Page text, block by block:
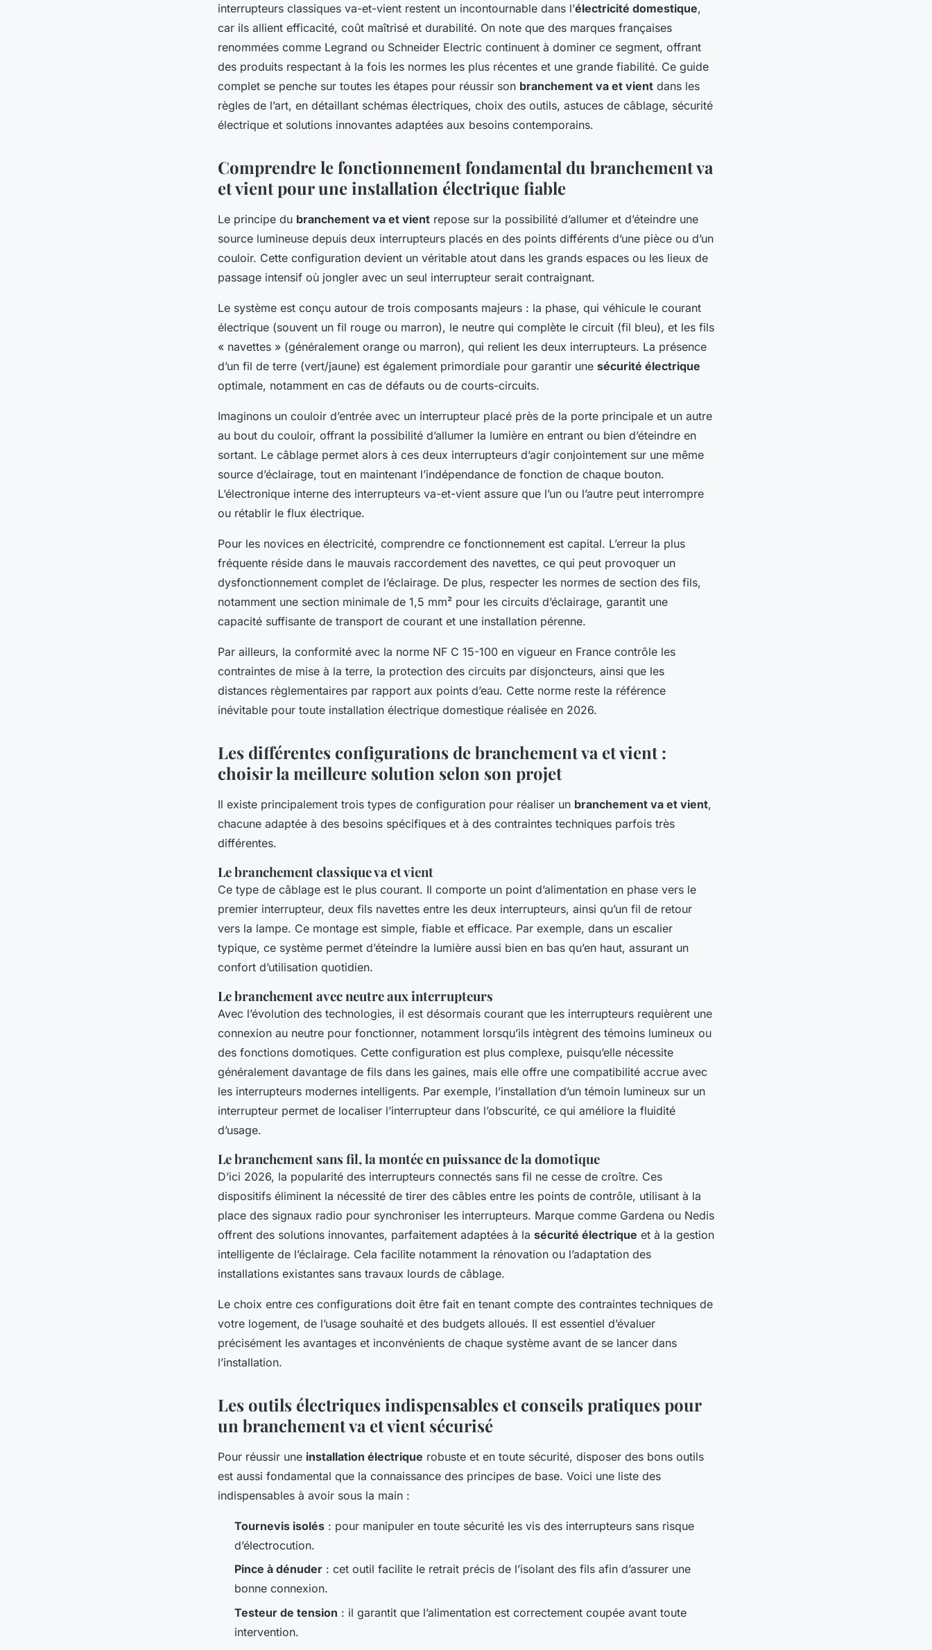
interrupteurs classiques va-et-vient restent un incontournable dans l’électricité domestique,
car ils allient efficacité, coût maîtrisé et durabilité. On note que des marques françaises
renommées comme Legrand ou Schneider Electric continuent à dominer ce segment, offrant
des produits respectant à la fois les normes les plus récentes et une grande fiabilité. Ce guide
complet se penche sur toutes les étapes pour réussir son branchement va et vient dans les
règles de l’art, en détaillant schémas électriques, choix des outils, astuces de câblage, sécurité
électrique et solutions innovantes adaptées aux besoins contemporains.
Comprendre le fonctionnement fondamental du branchement va
et vient pour une installation électrique fiable
Le principe du branchement va et vient repose sur la possibilité d’allumer et d’éteindre une
source lumineuse depuis deux interrupteurs placés en des points différents d’une pièce ou d’un
couloir. Cette configuration devient un véritable atout dans les grands espaces ou les lieux de
passage intensif où jongler avec un seul interrupteur serait contraignant.
Le système est conçu autour de trois composants majeurs : la phase, qui véhicule le courant
électrique (souvent un fil rouge ou marron), le neutre qui complète le circuit (fil bleu), et les fils
« navettes » (généralement orange ou marron), qui relient les deux interrupteurs. La présence
d’un fil de terre (vert/jaune) est également primordiale pour garantir une sécurité électrique
optimale, notamment en cas de défauts ou de courts-circuits.
Imaginons un couloir d’entrée avec un interrupteur placé près de la porte principale et un autre
au bout du couloir, offrant la possibilité d’allumer la lumière en entrant ou bien d’éteindre en
sortant. Le câblage permet alors à ces deux interrupteurs d’agir conjointement sur une même
source d’éclairage, tout en maintenant l’indépendance de fonction de chaque bouton.
L’électronique interne des interrupteurs va-et-vient assure que l’un ou l’autre peut interrompre
ou rétablir le flux électrique.
Pour les novices en électricité, comprendre ce fonctionnement est capital. L’erreur la plus
fréquente réside dans le mauvais raccordement des navettes, ce qui peut provoquer un
dysfonctionnement complet de l’éclairage. De plus, respecter les normes de section des fils,
notamment une section minimale de 1,5 mm² pour les circuits d’éclairage, garantit une
capacité suffisante de transport de courant et une installation pérenne.
Par ailleurs, la conformité avec la norme NF C 15-100 en vigueur en France contrôle les
contraintes de mise à la terre, la protection des circuits par disjoncteurs, ainsi que les
distances règlementaires par rapport aux points d’eau. Cette norme reste la référence
inévitable pour toute installation électrique domestique réalisée en 2026.
Les différentes configurations de branchement va et vient :
choisir la meilleure solution selon son projet
Il existe principalement trois types de configuration pour réaliser un branchement va et vient,
chacune adaptée à des besoins spécifiques et à des contraintes techniques parfois très
différentes.
Le branchement classique va et vient
Ce type de câblage est le plus courant. Il comporte un point d’alimentation en phase vers le
premier interrupteur, deux fils navettes entre les deux interrupteurs, ainsi qu’un fil de retour
vers la lampe. Ce montage est simple, fiable et efficace. Par exemple, dans un escalier
typique, ce système permet d’éteindre la lumière aussi bien en bas qu’en haut, assurant un
confort d’utilisation quotidien.
Le branchement avec neutre aux interrupteurs
Avec l’évolution des technologies, il est désormais courant que les interrupteurs requièrent une
connexion au neutre pour fonctionner, notamment lorsqu’ils intègrent des témoins lumineux ou
des fonctions domotiques. Cette configuration est plus complexe, puisqu’elle nécessite
généralement davantage de fils dans les gaines, mais elle offre une compatibilité accrue avec
les interrupteurs modernes intelligents. Par exemple, l’installation d’un témoin lumineux sur un
interrupteur permet de localiser l’interrupteur dans l’obscurité, ce qui améliore la fluidité
d’usage.
Le branchement sans fil, la montée en puissance de la domotique
D’ici 2026, la popularité des interrupteurs connectés sans fil ne cesse de croître. Ces
dispositifs éliminent la nécessité de tirer des câbles entre les points de contrôle, utilisant à la
place des signaux radio pour synchroniser les interrupteurs. Marque comme Gardena ou Nedis
offrent des solutions innovantes, parfaitement adaptées à la sécurité électrique et à la gestion
intelligente de l’éclairage. Cela facilite notamment la rénovation ou l’adaptation des
installations existantes sans travaux lourds de câblage.
Le choix entre ces configurations doit être fait en tenant compte des contraintes techniques de
votre logement, de l’usage souhaité et des budgets alloués. Il est essentiel d’évaluer
précisément les avantages et inconvénients de chaque système avant de se lancer dans
l’installation.
Les outils électriques indispensables et conseils pratiques pour
un branchement va et vient sécurisé
Pour réussir une installation électrique robuste et en toute sécurité, disposer des bons outils
est aussi fondamental que la connaissance des principes de base. Voici une liste des
indispensables à avoir sous la main :
Tournevis isolés : pour manipuler en toute sécurité les vis des interrupteurs sans risque
d’électrocution.
Pince à dénuder : cet outil facilite le retrait précis de l’isolant des fils afin d’assurer une
bonne connexion.
Testeur de tension : il garantit que l’alimentation est correctement coupée avant toute
intervention.